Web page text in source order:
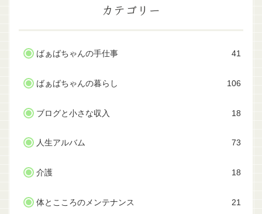
カテゴリー
ばぁばちゃんの手仕事 41
ばぁばちゃんの暮らし 106
ブログと小さな収入 18
人生アルバム 73
介護 18
体とこころのメンテナンス 21